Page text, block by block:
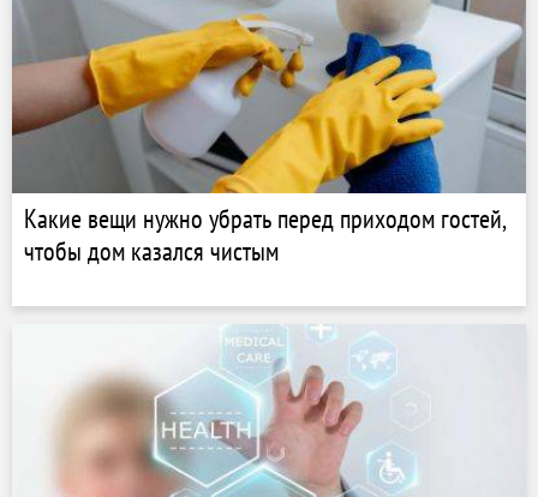
Какие вещи нужно убрать перед приходом гостей,
чтобы дом казался чистым